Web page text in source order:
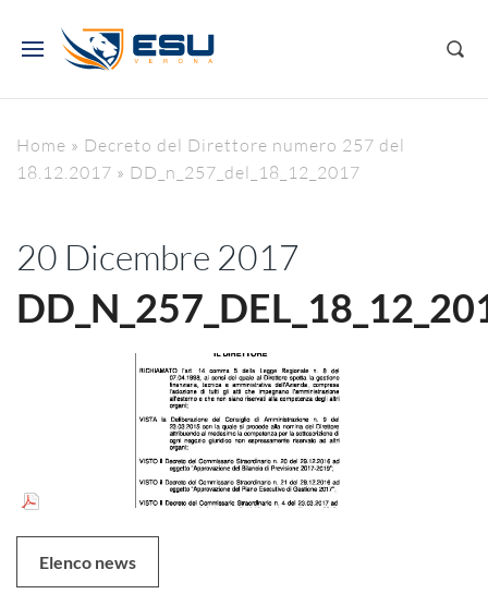
Home » Decreto del Direttore numero 257 del
18.12.2017 » DD_n_257_del_18_12_2017
20 Dicembre 2017
Elenco news